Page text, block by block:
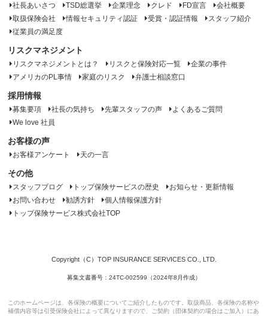
社長あいさつ TSD総選挙 企業理念 クレド FD宣言
会社概要
取扱保険会社
情報セキュリティ認証 受賞・認証情報
スタッフ紹介
従業員の満足度
リスクマネジメント
リスクマネジメントとは？ リスクと保険対応一覧
企業の事件
アメリカのPL事情
家庭のリスク 弁護士相談窓口
採用情報
募集要項 社長の気持ち 先輩スタッフの声
よくあるご質問
We love 社員
お客様の声
お客様アンケート 天の一言
その他
スタッフブログ トップ保険サービスの歴史
お知らせ・更新情報
お問い合わせ
勧誘方針
個人情報保護方針
トップ保険サービス株式会社TOP
Copyright（C）TOP INSURANCE SERVICES CO., LTD.
募集文書番号：24TC-002599（2024年8月作成）
このホームページは、各保険の概要についてご紹介したものです。取扱商品、各保険の名称や
補償内容等は引受保険会社によって異なりますので、ご契約（団体契約の場合はご加入）にあ